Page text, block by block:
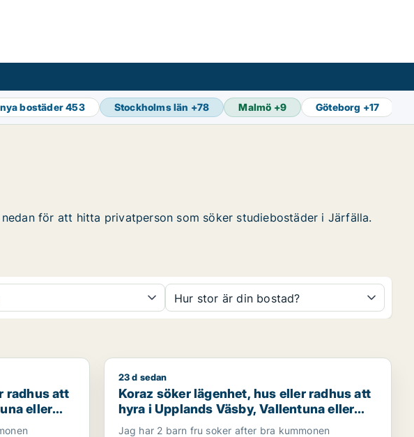
bostäder453 Stockholms län +78 Malmö +9 Göteborg +17
för att hitta privatperson som söker studiebostäder i Järfälla.
Hur stor är din bostad?
att hyra i Upplands Väsby, Vallentuna eller Järfälla m.fl.
radhus att
eller
Koraz söker lägenhet, hus eller radhus att hyra i
23 d sedan
Koraz söker lägenhet, hus eller radhus att
hyra i Upplands Väsby, Vallentuna eller
Järfälla m.fl.
Jag har 2 barn fru soker after bra kummonen